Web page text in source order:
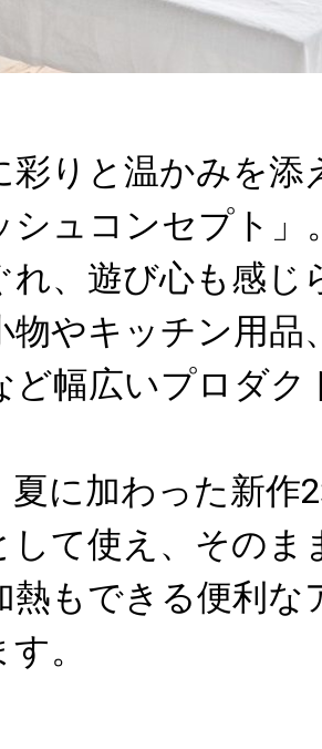
彩りと温かみを添
シュコンセプト」
れ、遊び心も感じ
物やキッチン用品
ど幅広いプロダク
夏に加わった新作
して使え、そのま
熱もできる便利な
。